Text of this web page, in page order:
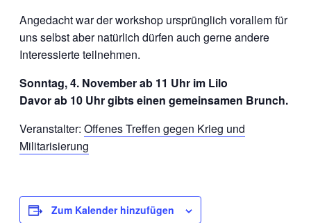
Angedacht war der workshop ursprünglich vorallem für
uns selbst aber natürlich dürfen auch gerne andere
Interessierte teilnehmen.
Sonntag, 4. November ab 11 Uhr im Lilo
Davor ab 10 Uhr gibts einen gemeinsamen Brunch.
Veranstalter: Offenes Treffen gegen Krieg und
Militarisierung
Zum Kalender hinzufügen